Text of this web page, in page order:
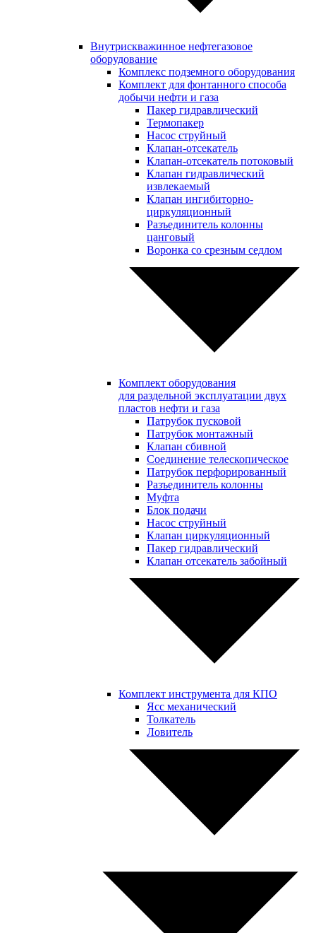
Внутрискважинное нефтегазовое
оборудование
Комплекс подземного оборудования
Комплект для фонтанного способа
добычи нефти и газа
Пакер гидравлический
Термопакер
Насос струйный
Клапан-отсекатель
Клапан-отсекатель потоковый
Клапан гидравлический
извлекаемый
Клапан ингибиторно-
циркуляционный
Разъединитель колонны
цанговый
Воронка со срезным седлом
Комплект оборудования
для раздельной эксплуатации двух
пластов нефти и газа
Патрубок пусковой
Патрубок монтажный
Клапан сбивной
Соединение телескопическое
Патрубок перфорированный
Разъединитель колонны
Муфта
Блок подачи
Насос струйный
Клапан циркуляционный
Пакер гидравлический
Клапан отсекатель забойный
Комплект инструмента для КПО
Ясс механический
Толкатель
Ловитель